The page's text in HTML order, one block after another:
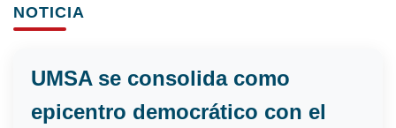
NOTICIA
UMSA se consolida como
epicentro democrático con el